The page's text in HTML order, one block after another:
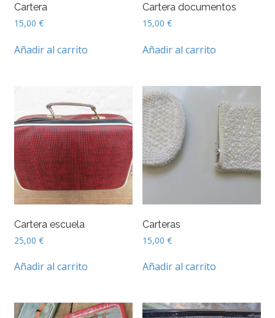
Cartera
15,00 €
Añadir al carrito
Cartera documentos
15,00€
Añadir al carrito
Cartera escuela
25,00 €
Añadir al carrito
Carteras
15,00€
Añadir al carrito